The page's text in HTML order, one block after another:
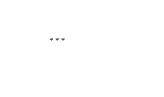
* * *